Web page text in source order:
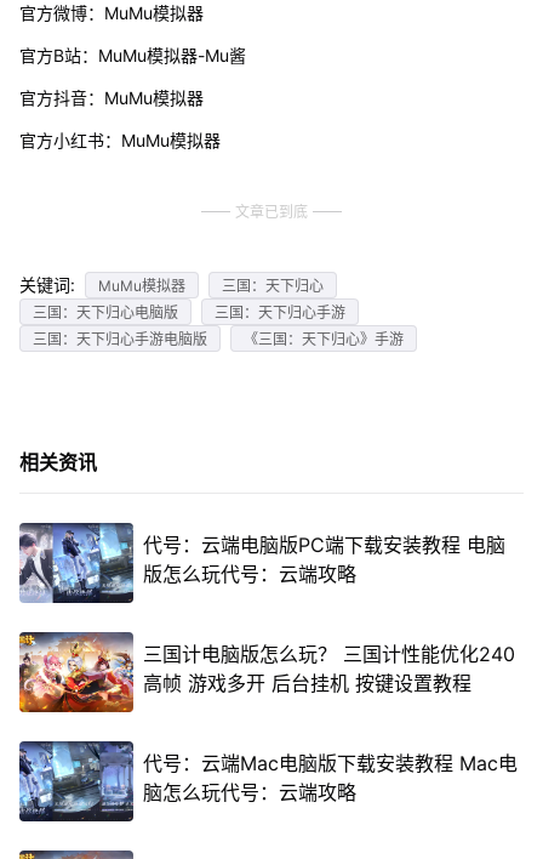
官方微博：MuMu模拟器
官方B站：MuMu模拟器-Mu酱
官方抖音：MuMu模拟器
官方小红书：MuMu模拟器
文章已到底
关键词: MuMu模拟器
三国：天下归心
三国：天下归心电脑版
三国：天下归心手游
三国：天下归心手游电脑版
《三国：天下归心》手游
相关资讯
代号：云端电脑版PC端下载安装教程 电脑
版怎么玩代号：云端攻略
三国计电脑版怎么玩？ 三国计性能优化240
高帧 游戏多开 后台挂机 按键设置教程
代号：云端Mac电脑版下载安装教程 Mac电
脑怎么玩代号：云端攻略